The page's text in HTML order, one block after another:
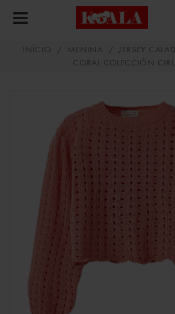
INÍCIO / MENINA /
JERSEY
CORAL COLECCIÓN